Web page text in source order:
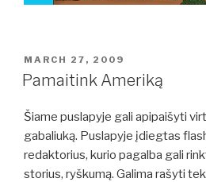
POSTED
ON
MARCH 27, 2009
Pamaitink Ameriką
Šiame puslapyje gali apipaišyti
gabaliuką. Puslapyje įdiegtas
redaktorius, kurio pagalba gali
storius, ryškumą. Galima rašyti